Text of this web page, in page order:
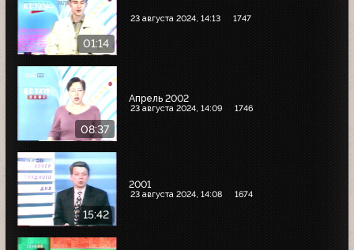
01:14
23 августа 2024, 14:13 1747
08:37
Апрель 2002
23 августа 2024, 14:09 1746
15:42
2001
23 августа 2024, 14:08 1674